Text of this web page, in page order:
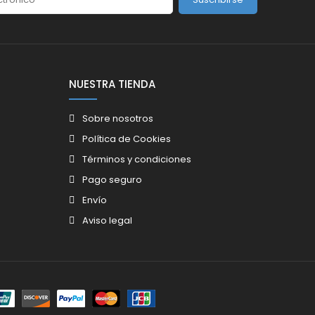
NUESTRA TIENDA
Sobre nosotros
Política de Cookies
Términos y condiciones
Pago seguro
Envío
Aviso legal